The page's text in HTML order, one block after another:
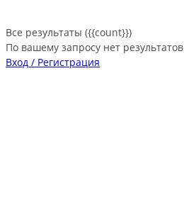
Все результаты ({{count}})
По вашему запросу нет результатов
Вход / Регистрация